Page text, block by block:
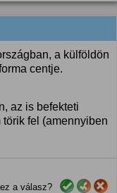
a külföldön
centje.
az is befekteti
fel (amennyiben
a válasz?